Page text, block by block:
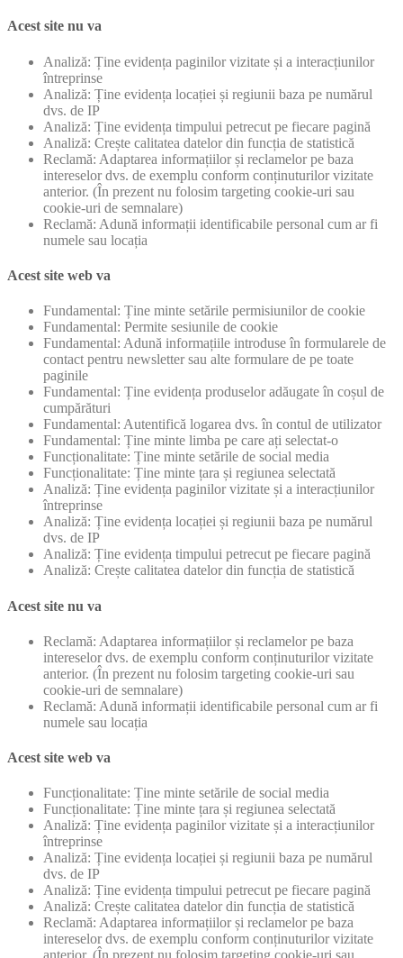
Acest site nu va
Analiză: Ține evidența paginilor vizitate și a interacțiunilor
întreprinse
Analiză: Ține evidența locației și regiunii baza pe numărul
dvs. de IP
Analiză: Ține evidența timpului petrecut pe fiecare pagină
Analiză: Crește calitatea datelor din funcția de statistică
Reclamă: Adaptarea informațiilor și reclamelor pe baza
intereselor dvs. de exemplu conform conținuturilor vizitate
anterior. (În prezent nu folosim targeting cookie-uri sau
cookie-uri de semnalare)
Reclamă: Adună informații identificabile personal cum ar fi
numele sau locația
Acest site web va
Fundamental: Ține minte setările permisiunilor de cookie
Fundamental: Permite sesiunile de cookie
Fundamental: Adună informațiile introduse în formularele de
contact pentru newsletter sau alte formulare de pe toate
paginile
Fundamental: Ține evidența produselor adăugate în coșul de
cumpărături
Fundamental: Autentifică logarea dvs. în contul de utilizator
Fundamental: Ține minte limba pe care ați selectat-o
Funcționalitate: Ține minte setările de social media
Funcționalitate: Ține minte țara și regiunea selectată
Analiză: Ține evidența paginilor vizitate și a interacțiunilor
întreprinse
Analiză: Ține evidența locației și regiunii baza pe numărul
dvs. de IP
Analiză: Ține evidența timpului petrecut pe fiecare pagină
Analiză: Crește calitatea datelor din funcția de statistică
Acest site nu va
Reclamă: Adaptarea informațiilor și reclamelor pe baza
intereselor dvs. de exemplu conform conținuturilor vizitate
anterior. (În prezent nu folosim targeting cookie-uri sau
cookie-uri de semnalare)
Reclamă: Adună informații identificabile personal cum ar fi
numele sau locația
Acest site web va
Funcționalitate: Ține minte setările de social media
Funcționalitate: Ține minte țara și regiunea selectată
Analiză: Ține evidența paginilor vizitate și a interacțiunilor
întreprinse
Analiză: Ține evidența locației și regiunii baza pe numărul
dvs. de IP
Analiză: Ține evidența timpului petrecut pe fiecare pagină
Analiză: Crește calitatea datelor din funcția de statistică
Reclamă: Adaptarea informațiilor și reclamelor pe baza
intereselor dvs. de exemplu conform conținuturilor vizitate